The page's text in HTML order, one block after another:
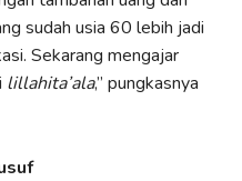
sudah usia 60 lebih jadi
Sekarang mengajar
lillahita’ala,” pungkasnya